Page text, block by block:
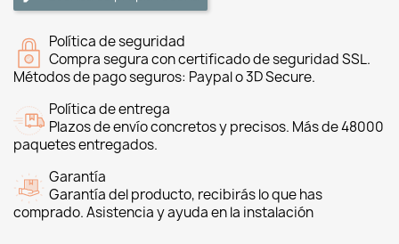
Política de seguridad
Compra segura con certificado de seguridad SSL.
Métodos de pago seguros: Paypal o 3D Secure.
Política de entrega
Plazos de envío concretos y precisos. Más de 48000
paquetes entregados.
Garantía
Garantía del producto, recibirás lo que has
comprado. Asistencia y ayuda en la instalación